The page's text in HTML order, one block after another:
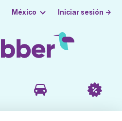
México Iniciar sesión →